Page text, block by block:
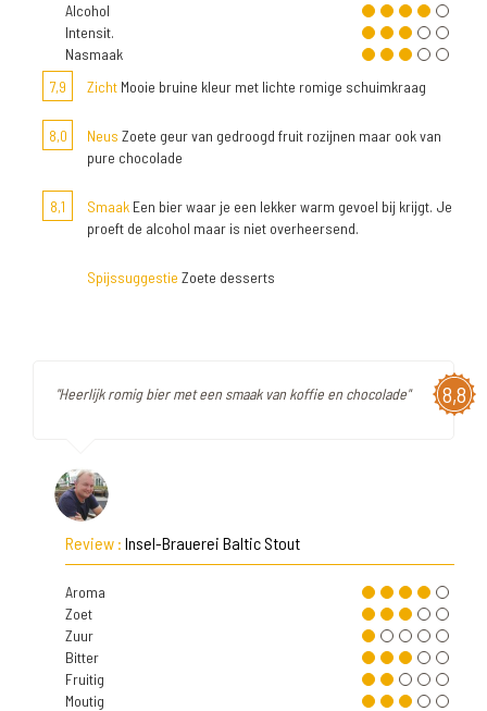
Alcohol
Intensit.
Nasmaak
7,9
Zicht Mooie bruine kleur met lichte romige schuimkraag
8,0 Neus Zoete geur van gedroogd fruit rozijnen maar ook van
pure chocolade
8,1 Smaak Een bier waar je een lekker warm gevoel bij krijgt. Je
proeft de alcohol maar is niet overheersend.
Spijssuggestie Zoete desserts
8,8
"Heerlijk romig bier met een smaak van koffie en chocolade"
Review : Insel-Brauerei Baltic Stout
Aroma
Zoet
Zuur
Bitter
Fruitig
Moutig